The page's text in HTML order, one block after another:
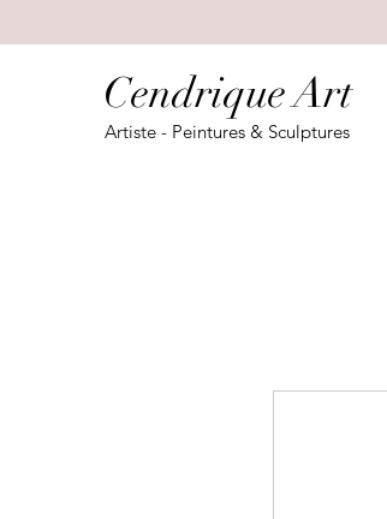
Cendrique Art
Artiste - Peintures & Sculptures